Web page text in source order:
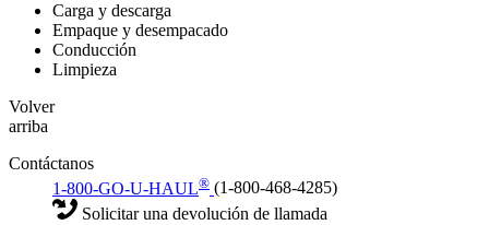
Carga y descarga
Empaque y desempacado
Conducción
Limpieza
Volver
arriba
Contáctanos
1-800-GO-U-HAUL® (1-800-468-4285)
Solicitar una devolución de llamada